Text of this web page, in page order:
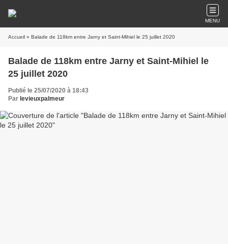
MENU
Accueil » Balade de 118km entre Jarny et Saint-Mihiel le 25 juillet 2020
Balade de 118km entre Jarny et Saint-Mihiel le
25 juillet 2020
Publié le 25/07/2020 à 18:43
Par levieuxpalmeur